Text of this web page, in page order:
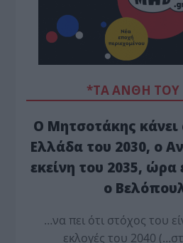
*ΤΑ ΆΝΘΗ ΤΟΥ
Ο Μητσοτάκης κάνει
Ελλάδα του 2030, ο
εκείνη του 2035, ώρα
ο
…να πει ότι στόχος του
εκλογές του 2040